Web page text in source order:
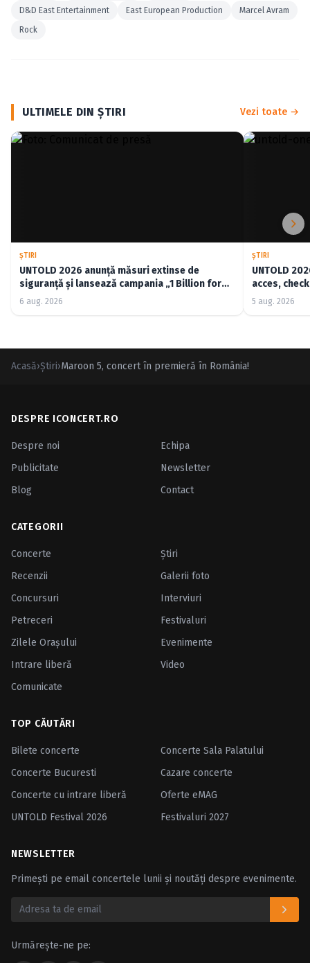
D&D East Entertainment
East European Production
Marcel Avram
Rock
ULTIMELE DIN ŞTIRI Vezi toate →
ŞTIRI
UNTOLD 2026 anunță măsuri extinse de
siguranță și lansează campania „1 Billion for
Good”
6 aug. 2026
ŞTIRI
UNTOLD
acces,
5 aug. 2026
Acasă›Ştiri›Maroon 5, concert în premieră în România!
DESPRE ICONCERT.RO
Despre noi
Echipa
Publicitate
Newsletter
Blog
Contact
CATEGORII
Concerte
Ştiri
Recenzii
Galerii foto
Concursuri
Interviuri
Petreceri
Festivaluri
Zilele Oraşului
Evenimente
Intrare liberă
Video
Comunicate
TOP CĂUTĂRI
Bilete concerte
Concerte Sala Palatului
Concerte Bucuresti
Cazare concerte
Concerte cu intrare liberă
Oferte eMAG
UNTOLD Festival 2026
Festivaluri 2027
NEWSLETTER
Primești pe email concertele lunii și noutăți despre evenimente.
Urmărește-ne pe: